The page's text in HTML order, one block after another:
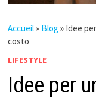
Accueil» Blog » Idee
costo
LIFESTYLE
Idee per